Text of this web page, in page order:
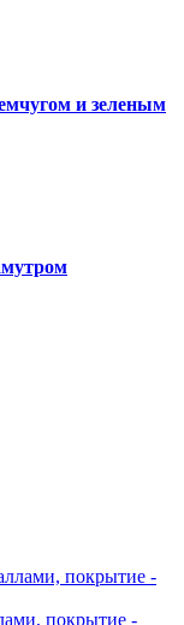
и зеленым
покрытие -